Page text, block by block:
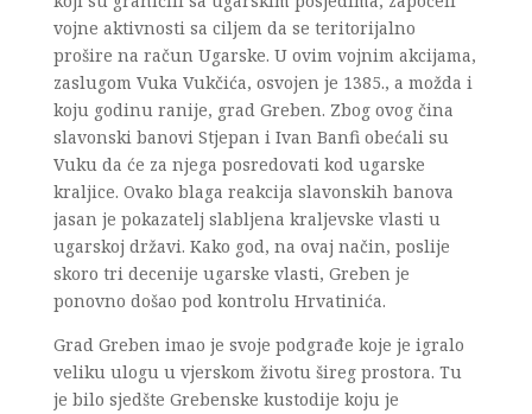
vojne aktivnosti sa ciljem da se teritorijalno
prošire na račun Ugarske. U ovim vojnim akcijama,
zaslugom Vuka Vukčića, osvojen je 1385., a možda i
koju godinu ranije, grad Greben. Zbog ovog čina
slavonski banovi Stjepan i Ivan Banfi obećali su
Vuku da će za njega posredovati kod ugarske
kraljice. Ovako blaga reakcija slavonskih banova
jasan je pokazatelj slabljena kraljevske vlasti u
ugarskoj državi. Kako god, na ovaj način, poslije
skoro tri decenije ugarske vlasti, Greben je
ponovno došao pod kontrolu Hrvatinića.
Grad Greben imao je svoje podgrađe koje je igralo
veliku ulogu u vjerskom životu šireg prostora. Tu
je bilo sjedšte Grebenske kustodije koju je